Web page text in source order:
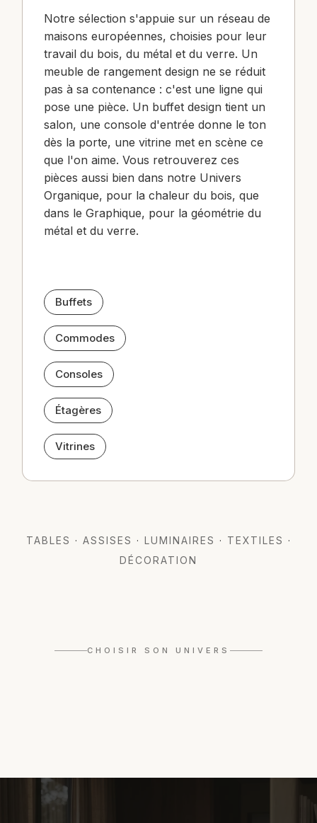
Notre sélection s'appuie sur un réseau de
maisons européennes, choisies pour leur
travail du bois, du métal et du verre. Un
meuble de rangement design ne se réduit
pas à sa contenance : c'est une ligne qui
pose une pièce. Un buffet design tient un
salon, une console d'entrée donne le ton
dès la porte, une vitrine met en scène ce
que l'on aime. Vous retrouverez ces
pièces aussi bien dans notre Univers
Organique, pour la chaleur du bois, que
dans le Graphique, pour la géométrie du
métal et du verre.
Buffets
Commodes
Consoles
Étagères
Vitrines
TABLES · ASSISES · LUMINAIRES · TEXTILES ·
DÉCORATION
CHOISIR SON UNIVERS
Organique
Graphique